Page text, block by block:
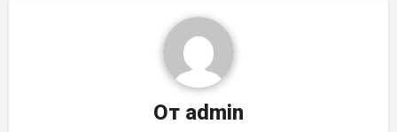
От admin